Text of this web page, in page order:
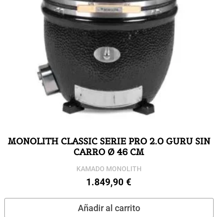
MONOLITH CLASSIC SERIE PRO 2.0 GURU SIN
CARRO Ø 46 CM
KAMADO MONOLITH
1.849,90€
Añadir al carrito